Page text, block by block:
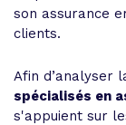
son assurance
clients.
Afin d’analyser
spécialisés en
s'appuient sur